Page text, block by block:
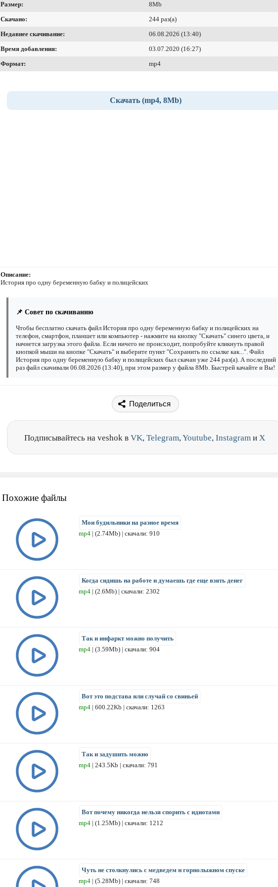
Размер:
8Mb
Скачано:
244 раз(а)
Недавнее скачивание:
06.08.2026 (13:40)
Время добавления:
03.07.2020 (16:27)
Формат:
mp4
Скачать (mp4, 8Mb)
Описание:
История про одну беременную бабку и полицейских
📌 Совет по скачиванию
Чтобы бесплатно скачать файл История про одну беременную бабку и полицейских на
телефон, смартфон, планшет или компьютер - нажмите на кнопку "Скачать" синего цвета, и
начнется загрузка этого файла. Если ничего не происходит, попробуйте кликнуть правой
кнопкой мыши на кнопке "Скачать" и выберите пункт "Сохранить по ссылке как...". Файл
История про одну беременную бабку и полицейских был скачан уже 244 раз(а). А последний
раз файл скачивали 06.08.2026 (13:40), при этом размер у файла 8Mb. Быстрей качайте и Вы!
Поделиться
Подписывайтесь на veshok в VK, Telegram,Youtube, Instagram и X
Похожие файлы
Мои будильники на разное время
mp4 | (2.74Mb) | скачали: 910
Когда сидишь на работе и думаешь где еще взять денег
mp4 | (2.6Mb) | скачали: 2302
Так и инфаркт можно получить
mp4 | (3.59Mb) | скачали: 904
Вот это подстава или случай со свиньей
mp4 | 600.22Kb | скачали: 1263
Так и задушить можно
mp4 | 243.5Kb | скачали: 791
Вот почему никогда нельзя спорить с идиотами
mp4 | (1.25Mb) | скачали: 1212
Чуть не столкнулись с медведем н горнолыжном спуске
mp4 | (5.28Mb) | скачали: 748